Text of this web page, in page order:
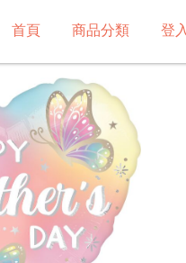
首頁 商品分類 登入